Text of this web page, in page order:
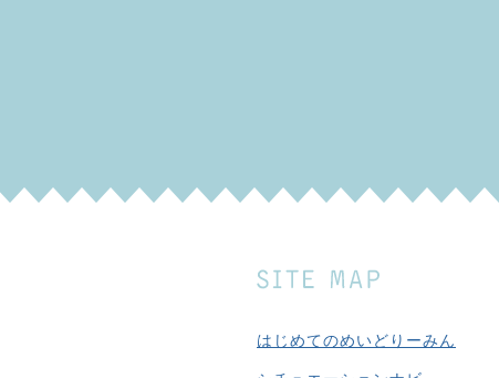
はじめてのめいどりーみん